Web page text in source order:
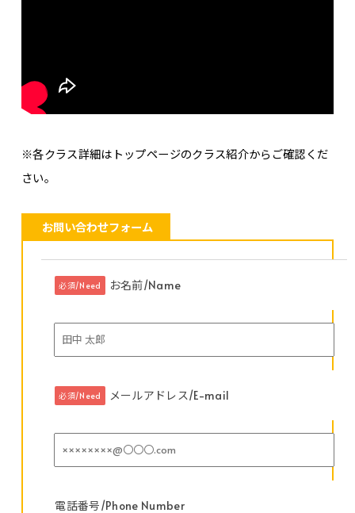
※各クラス詳細はトップページのクラス紹介からご確認くだ
さい。
お問い合わせフォーム
必須/Need お名前/Name
必須/Need メールアドレス/E-mail
電話番号/Phone Number